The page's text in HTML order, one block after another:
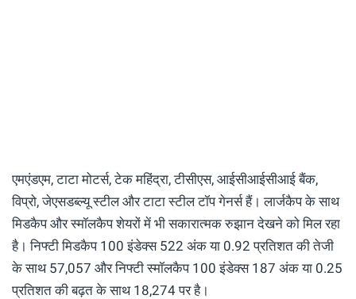
एमएंडएम, टाटा मोटर्स, टेक महिंद्रा, टीसीएस, आईसीआईसीआई बैंक,
विप्रो, जेएसडब्ल्यू स्टील और टाटा स्टील टॉप गेनर्स हैं। लार्जकैप के साथ
मिडकैप और स्मॉलकैप शेयरों में भी सकारात्मक रुझान देखने को मिल रहा
है। निफ्टी मिडकैप 100 इंडेक्स 522 अंक या 0.92 प्रतिशत की तेजी
के साथ 57,057 और निफ्टी स्मॉलकैप 100 इंडेक्स 187 अंक या 0.25
प्रतिशत की बढ़त के साथ 18,274 पर है।